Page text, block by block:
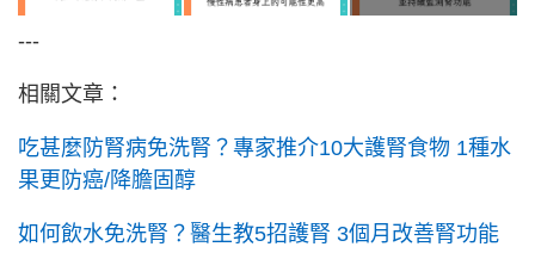
---
相關文章：
吃甚麼防腎病免洗腎？專家推介10大護腎食物 1種水
果更防癌/降膽固醇
如何飲水免洗腎？醫生教5招護腎 3個月改善腎功能